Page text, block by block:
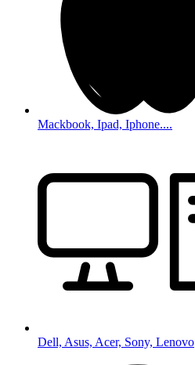
Mackbook, Ipad, Iphone....
Dell, Asus, Acer, Sony, Lenovo